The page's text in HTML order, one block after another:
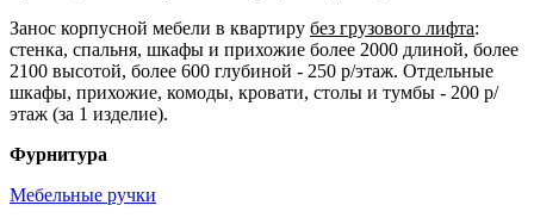
Занос корпусной мебели в квартиру без грузового лифта:
стенка, спальня, шкафы и прихожие более 2000 длиной, более
2100 высотой, более 600 глубиной - 250 р/этаж. Отдельные
шкафы, прихожие, комоды, кровати, столы и тумбы - 200 р/
этаж (за 1 изделие).
Фурнитура
Мебельные ручки